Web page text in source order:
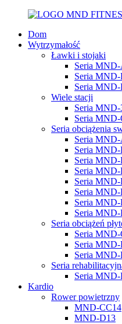
Dom
Wytrzymałość
Ławki i stojaki
Seria
Seria MND-
Seria MND-
Wiele stacji
Seria MND-
Seria MND-
Seria obciążenia
Seria
Seria MND-
Seria MND-
Seria MND-
Seria MND-
Seria MND-
Seria
Seria MND-
Seria obciążeń
Seria MND-
Seria
Seria MND-
Seria
Seria MND-
Kardio
Rower powietrzny
MND-CC14
MND-D13